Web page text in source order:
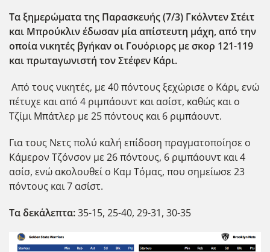
Τα ξημερώματα της Παρασκευής (7/3) Γκόλντεν Στέιτ
και Μπρούκλιν έδωσαν μία απίστευτη μάχη, από την
οποία νικητ΄ές βγήκαν οι Γουόριορς με σκορ 121-119
και πρωταγωνιστή τον Στέφεν Κάρι.
Από τους νικητές, με 40 πόντους ξεχώρισε ο Κάρι, ενώ
πέτυχε και από 4 ριμπάουντ και ασίστ, καθώς και ο
Τζίμι Μπάτλερ με 25 πόντους και 6 ριμπάουντ.
Για τους Νετς πολύ καλή επίδοση πραγματοποίησε ο
Κάμερον Τζόνσον με 26 πόντους, 6 ριμπάουντ και 4
ασίσ, ενώ ακολουθεί ο Καμ Τόμας, που σημείωσε 23
πόντους και 7 ασίστ.
Τα δεκ΄αλεπτα:35-15, 25-40, 29-31, 30-35